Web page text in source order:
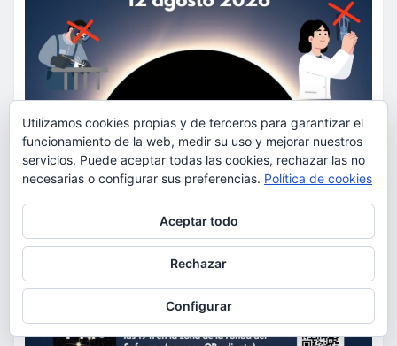
Utilizamos cookies propias y de terceros para garantizar el
funcionamiento de la web, medir su uso y mejorar nuestros
servicios. Puede aceptar todas las cookies, rechazar las no
necesarias o configurar sus preferencias. Política de cookies
Aceptar todo
Rechazar
Configurar
Para obtener más información, incluido cómo gestionar las cookies,